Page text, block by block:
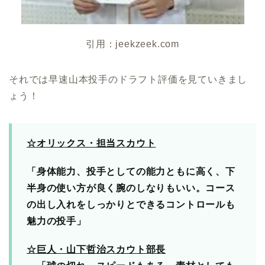
引用：jeekzeek.com
それでは早速山本投手のドラフト評価を見ていきまし
ょう！
☆オリックス・担当スカウト
「身体能力、投手としての能力ともに高く、下
半身の使い方が良く腕のしなりもいい。コース
の出し入れをしっかりとできるコントロールも
魅力の投手」
☆巨人・山下哲治スカウト部長